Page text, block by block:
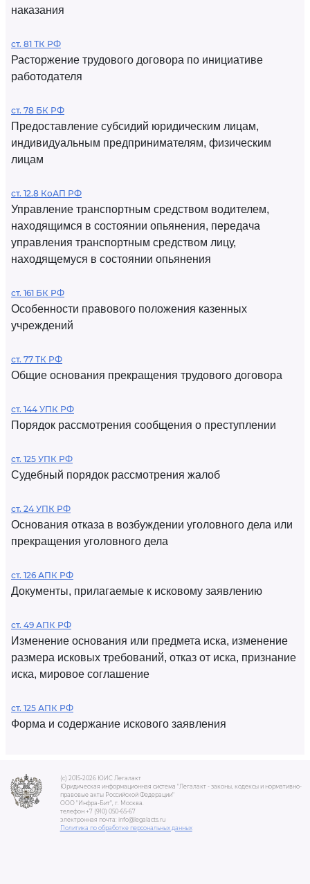
наказания
ст. 81 ТК РФ
Расторжение трудового договора по инициативе
работодателя
ст. 78 БК РФ
Предоставление субсидий юридическим лицам,
индивидуальным предпринимателям, физическим
лицам
ст. 12.8 КоАП РФ
Управление транспортным средством водителем,
находящимся в состоянии опьянения, передача
управления транспортным средством лицу,
находящемуся в состоянии опьянения
ст. 161 БК РФ
Особенности правового положения казенных
учреждений
ст. 77 ТК РФ
Общие основания прекращения трудового договора
ст. 144 УПК РФ
Порядок рассмотрения сообщения о преступлении
ст. 125 УПК РФ
Судебный порядок рассмотрения жалоб
ст. 24 УПК РФ
Основания отказа в возбуждении уголовного дела или
прекращения уголовного дела
ст. 126 АПК РФ
Документы, прилагаемые к исковому заявлению
ст. 49 АПК РФ
Изменение основания или предмета иска, изменение
размера исковых требований, отказ от иска, признание
иска, мировое соглашение
ст. 125 АПК РФ
Форма и содержание искового заявления
(c) 2015-2026 ЮИС Легалакт
Юридическая информационная система "Легалакт - законы, кодексы и нормативно-
правовые акты Российской Федерации"
ООО "Инфра-Бит", г. Москва.
телефон +7 (910) 050-65-67
электронная почта: info@legalacts.ru
Политика по обработке персональных данных